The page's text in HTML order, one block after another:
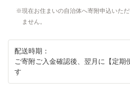
現在お住まいの自治体へ寄附申込いた
ません。
配送時期：
ご寄附ご入金確認後、翌月に【定期
す